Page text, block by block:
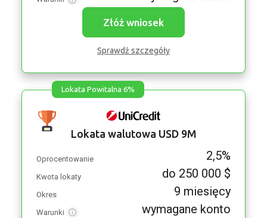
Złóż wniosek
Sprawdź szczegóły
Lokata Powitalna 6%
Lokata walutowa USD 9M
Oprocentowanie 2,5%
Kwota lokaty do 250 000 $
Okres 9 miesięcy
Warunki wymagane konto